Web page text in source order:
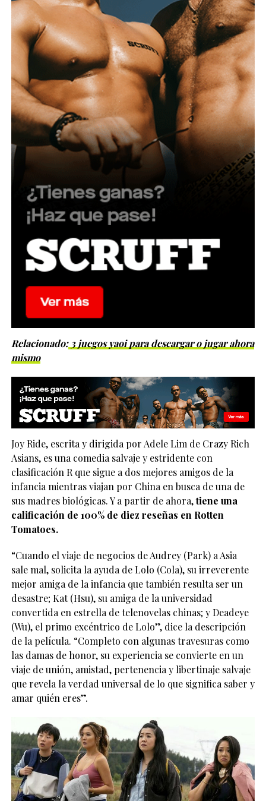
Relacionado:3 juegos yaoi para descargar o jugar ahora
mismo
Joy Ride, escrita y dirigida por Adele Lim de Crazy Rich
Asians, es una comedia salvaje y estridente con
clasificación R que sigue a dos mejores amigos de la
infancia mientras viajan por China en busca de una de
sus madres biológicas. Y a partir de ahora,tiene una
calificación de 100% de diez reseñas en Rotten
Tomatoes.
“Cuando el viaje de negocios de Audrey (Park) a Asia
sale mal, solicita la ayuda de Lolo (Cola), su irreverente
mejor amiga de la infancia que también resulta ser un
desastre; Kat (Hsu), su amiga de la universidad
convertida en estrella de telenovelas chinas; y Deadeye
(Wu), el primo excéntrico de Lolo”, dice la descripción
de la película. “Completo con algunas travesuras como
las damas de honor, su experiencia se convierte en un
viaje de unión, amistad, pertenencia y libertinaje salvaje
que revela la verdad universal de lo que significa saber y
amar quién eres”.